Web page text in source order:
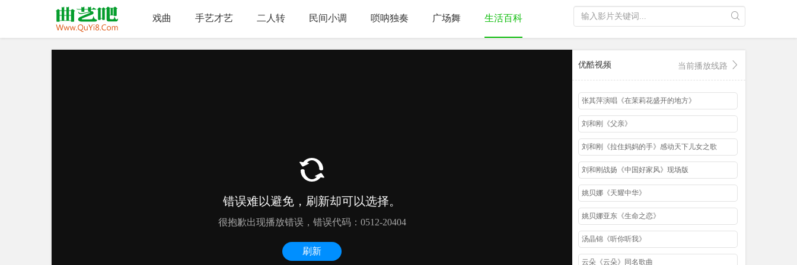
戏曲 手艺才艺 二人转 民间小调 唢呐独奏 广场舞 生活百科
当前播放线路
优酷视频
张其萍演唱《在茉莉花盛开的地方》
刘和刚《父亲》
刘和刚《拉住妈妈的手》感动天下儿女之歌
刘和刚战扬《中国好家风》现场版
姚贝娜《天耀中华》
姚贝娜亚东《生命之恋》
汤晶锦《听你听我》
云朵《云朵》同名歌曲